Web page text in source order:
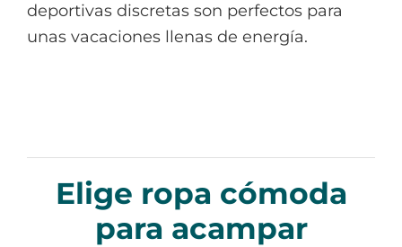
deportivas discretas son perfectos para
unas vacaciones llenas de energía.
Elige ropa cómoda
para acampar